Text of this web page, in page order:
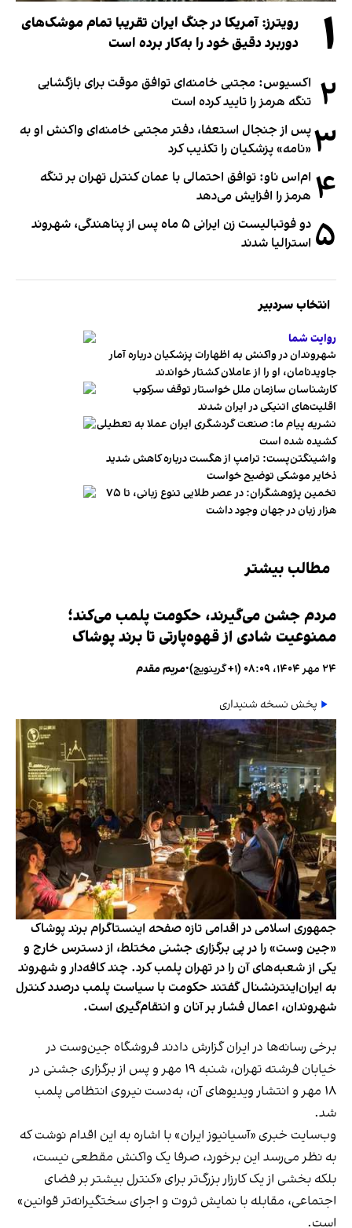
۱
رویترز: آمریکا در جنگ ایران تقریبا تمام موشک‌های
دوربرد دقیق خود را به‌کار برده است
۲ اکسیوس: مجتبی خامنه‌ای توافق موقت برای بازگشایی
تنگه هرمز را تایید کرده است
۳پس از جنجال استعفا، دفتر مجتبی خامنه‌ای واکنش او به
«نامه» پزشکیان را تکذیب کرد
۴ ام‌اس ناو: توافق احتمالی با عمان کنترل تهران بر تنگه
هرمز را افزایش می‌دهد
۵
دو فوتبالیست زن ایرانی ۵ ماه پس از پناهندگی، شهروند
استرالیا شدند
انتخاب سردبیر
روایت شما
شهروندان در واکنش به اظهارات پزشکیان درباره آمار
جاویدنامان، او را از عاملان کشتار خواندند
کارشناسان سازمان ملل خواستار توقف سرکوب
اقلیت‌های اتنیکی در ایران شدند
نشریه پیام ما: صنعت گردشگری ایران عملا به تعطیلی
کشیده شده است
واشینگتن‌پست: ترامپ از هگست درباره کاهش شدید
ذخایر موشکی توضیح خواست
تخمین پژوهشگران: در عصر طلایی تنوع زبانی، تا ۷۵
هزار زبان در جهان وجود داشت
مطالب بیشتر
مردم جشن می‌گیرند، حکومت پلمب می‌کند؛
ممنوعیت شادی از قهوه‌پارتی تا برند پوشاک
۲۴ مهر ۱۴۰۴، ۰۸:۰۹ (‎+۱ گرینویچ) •مریم مقدم
پخش نسخه شنیداری
جمهوری اسلامی در اقدامی تازه صفحه اینستاگرام برند پوشاک
«جین وست» را در پی برگزاری جشنی مختلط، از دسترس خارج و
یکی از شعبه‌های آن را در تهران پلمب کرد. چند کافه‌‌دار و شهروند
به ایران‌اینترنشنال گفتند حکومت با سیاست پلمب درصدد کنترل
شهروندان، اعمال فشار بر آنان و انتقام‌گیری است.
برخی رسانه‌ها در ایران گزارش دادند فروشگاه جین‌وست در
خیابان فرشته تهران، شنبه ۱۹ مهر و پس از برگزاری جشنی در
۱۸ مهر و انتشار ویدیوهای آن، به‌دست نیروی انتظامی پلمب
شد.
وب‌سایت خبری «آسیانیوز ایران» با اشاره به این اقدام نوشت که
به نظر می‌رسد این برخورد، صرفا یک واکنش مقطعی نیست،
بلکه بخشی از یک کارزار بزرگ‌تر برای «کنترل بیشتر بر فضای
اجتماعی، مقابله با نمایش ثروت و اجرای سختگیرانه‌تر قوانین»
است.